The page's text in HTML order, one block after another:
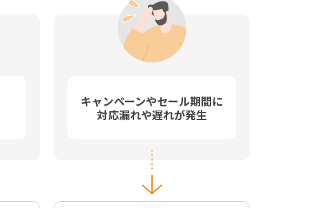
キャンペーンやセール期間に
対応漏れや遅れが発生